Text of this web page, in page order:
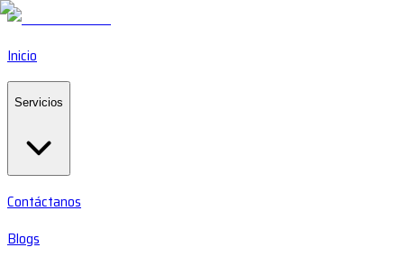
Inicio
Servicios
Contáctanos
Blogs